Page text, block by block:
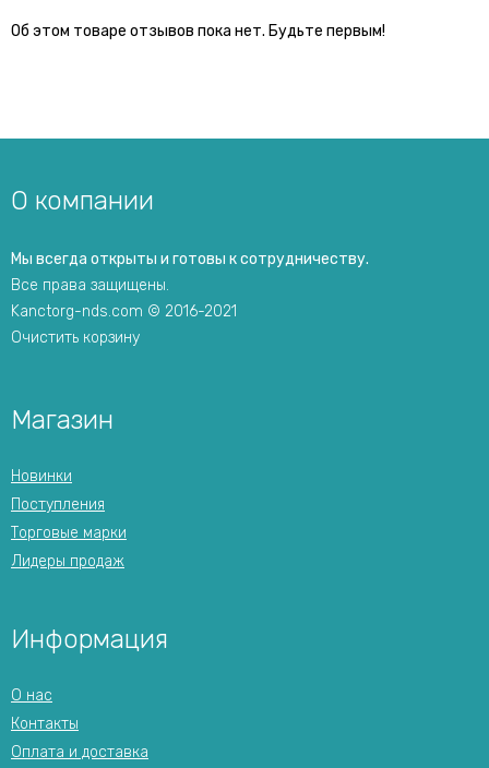
Об этом товаре отзывов пока нет. Будьте первым!
О компании
Мы всегда открыты и готовы к сотрудничеству.
Все права защищены.
Kanctorg-nds.com © 2016-2021
Очистить корзину
Магазин
Новинки
Поступления
Торговые марки
Лидеры продаж
Информация
О нас
Контакты
Оплата и доставка